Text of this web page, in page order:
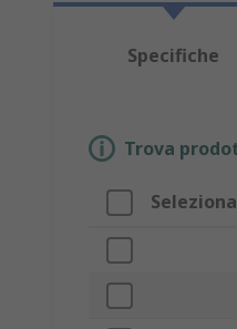
Specifiche
Trova